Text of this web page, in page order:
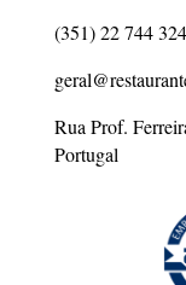
(351) 22 744
Rua Prof.
Portugal